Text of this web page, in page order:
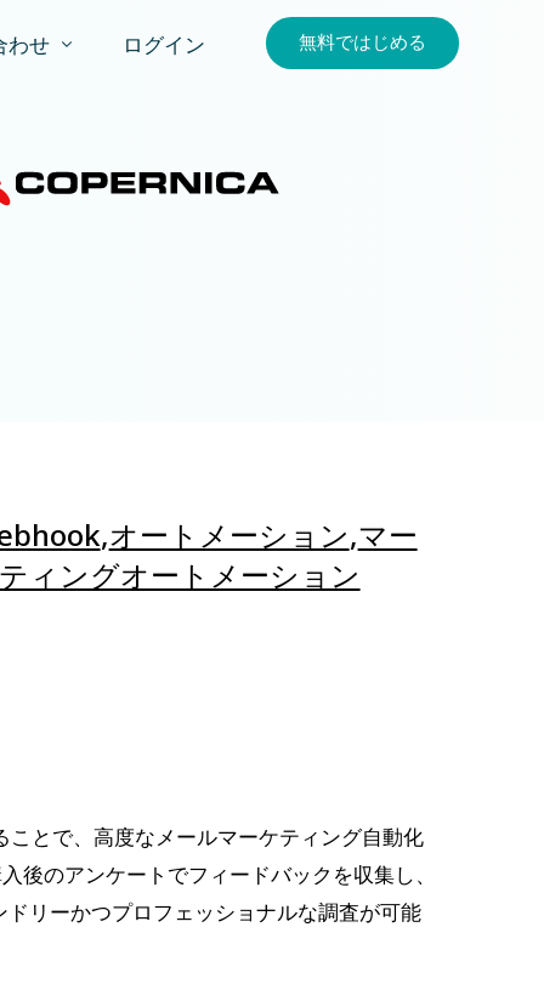
わせ ログイン 無料ではじめる
,オートメーション,マー
ィングオートメーション
とで、高度なメールマーケティング自動化
のアンケートでフィードバックを収集し、
リーかつプロフェッショナルな調査が可能